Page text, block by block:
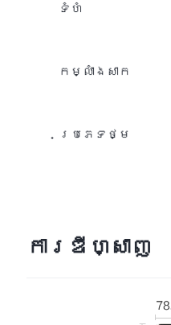
ទំហំ
កម្លាំងសាក
ប្រភេទថ្ម
ការឌីហ្សាញ